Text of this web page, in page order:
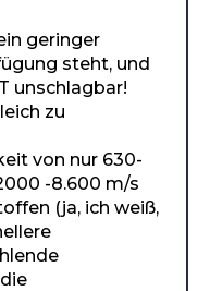
geringer
steht, und
unschlagbar!
zu
von nur 630-
-8.600 m/s
(ja, ich weiß,